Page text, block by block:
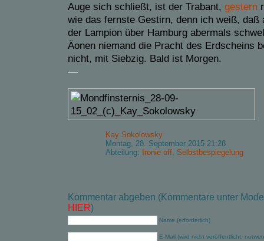
Auge sich schließt, ist der Trabant, gestern
wie das fernste Gestirn, denn ich weiß, daß
der Lampion über Hamburg abermals
Äonen niemand die Pracht des Erdscheins
nicht, mit Siebzig. Bald ist Morgen.
—
Kay Sokolowsky
Montag, 28. September 2015 21:28
Abteilung:
Ironie off, Selbstbespiegelung
Kommentar abgeben (Kommentare unter
HIER)
Name (erforderlich)
E-Mail (wird nicht veröffentlicht,